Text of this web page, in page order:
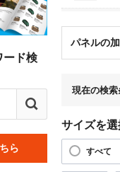
ード検
ら
パネルの
現在の検索
サイズを
すべて